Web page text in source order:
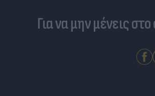
Για να μην μένεις